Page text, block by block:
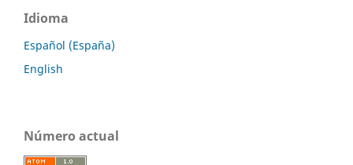
Idioma
Español (España)
English
Número actual